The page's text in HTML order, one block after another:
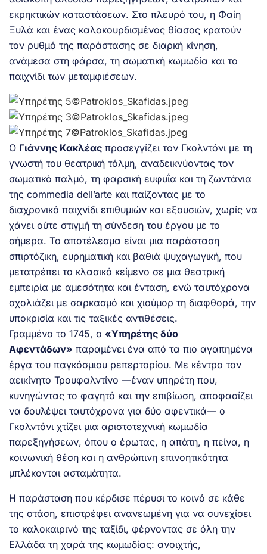
εκρηκτικών καταστάσεων. Στο πλευρό του, η Φαίη
Ξυλά και ένας καλοκουρδισμένος θίασος κρατούν
τον ρυθμό της παράστασης σε διαρκή κίνηση,
ανάμεσα στη φάρσα, τη σωματική κωμωδία και το
παιχνίδι των μεταμφιέσεων.
Ο Γιάννης Κακλέας προσεγγίζει τον Γκολντόνι με τη
γνωστή του θεατρική τόλμη, αναδεικνύοντας τον
σωματικό παλμό, τη φαρσική ευφυΐα και τη ζωντάνια
της commedia dell’arte και παίζοντας με το
διαχρονικό παιχνίδι επιθυμιών και εξουσιών, χωρίς να
χάνει ούτε στιγμή τη σύνδεση του έργου με το
σήμερα. Το αποτέλεσμα είναι μια παράσταση
σπιρτόζικη, ευρηματική και βαθιά ψυχαγωγική, που
μετατρέπει το κλασικό κείμενο σε μια θεατρική
εμπειρία με αμεσότητα και ένταση, ενώ ταυτόχρονα
σχολιάζει με σαρκασμό και χιούμορ τη διαφθορά, την
υποκρισία και τις ταξικές αντιθέσεις.
Γραμμένο το 1745, ο «Υπηρέτης δύο
Αφεντάδων» παραμένει ένα από τα πιο αγαπημένα
έργα του παγκόσμιου ρεπερτορίου. Με κέντρο τον
αεικίνητο Τρουφαλντίνο —έναν υπηρέτη που,
κυνηγώντας το φαγητό και την επιβίωση, αποφασίζει
να δουλέψει ταυτόχρονα για δύο αφεντικά— ο
Γκολντόνι χτίζει μια αριστοτεχνική κωμωδία
παρεξηγήσεων, όπου ο έρωτας, η απάτη, η πείνα, η
κοινωνική θέση και η ανθρώπινη επινοητικότητα
μπλέκονται ασταμάτητα.
Η παράσταση που κέρδισε πέρυσι το κοινό σε κάθε
της στάση, επιστρέφει ανανεωμένη για να συνεχίσει
το καλοκαιρινό της ταξίδι, φέρνοντας σε όλη την
Ελλάδα τη χαρά της κωμωδίας: ανοιχτής,